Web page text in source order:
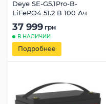
Deye SE-G5.1Pro-B-
LiFePO4 51.2 В 100 Ач
37 999 грн
В НАЛИЧИИ
Подробнее